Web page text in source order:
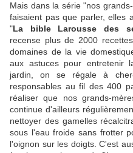
Mais dans la série "nos
faisaient pas que parler, elles
"La bible Larousse des
recense plus de 2000
domaines de la vie
aux astuces pour entretenir
jardin, on se régale à
responsables au fil des 400
réaliser que nos grands-
continue d'ailleurs
nettoyer des gamelles
sous l'eau froide sans frotter
l'oignon sur les doigts. C'est